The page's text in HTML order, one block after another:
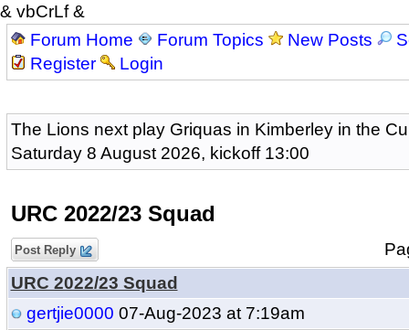
& vbCrLf &
Forum Home
Forum Topics New Posts
Register
Login
The Lions next play Griquas in Kimberley in the
Saturday 8 August 2026, kickoff 13:00
URC 2022/23 Squad
Post Reply
URC 2022/23 Squad
gertjie0000 07-Aug-2023 at 7:19am